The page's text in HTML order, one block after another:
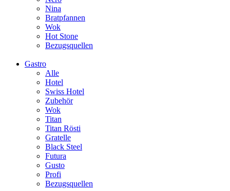
Nina
Bratpfannen
Wok
Hot Stone
Bezugsquellen
Gastro
Alle
Hotel
Swiss Hotel
Zubehör
Wok
Titan
Titan Rösti
Gratelle
Black Steel
Futura
Gusto
Profi
Bezugsquellen